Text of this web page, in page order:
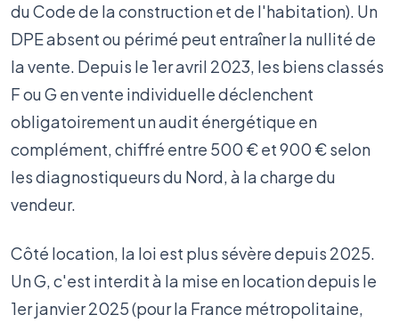
du Code de la construction et de l'habitation). Un
DPE absent ou périmé peut entraîner la nullité de
la vente. Depuis le 1er avril 2023, les biens classés
F ou G en vente individuelle déclenchent
obligatoirement un audit énergétique en
complément, chiffré entre 500 € et 900 € selon
les diagnostiqueurs du Nord, à la charge du
vendeur.
Côté location, la loi est plus sévère depuis 2025.
Un G, c'est interdit à la mise en location depuis le
1er janvier 2025 (pour la France métropolitaine,